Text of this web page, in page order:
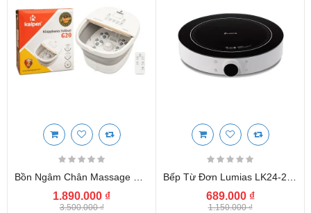
Điện gia dụng
Đồ tiện ích
Đồ chơi trẻ em
Thương hiệu
So sánh
1.890.000 ₫
3.500.000 ₫
689.000 ₫
1.150.000 ₫